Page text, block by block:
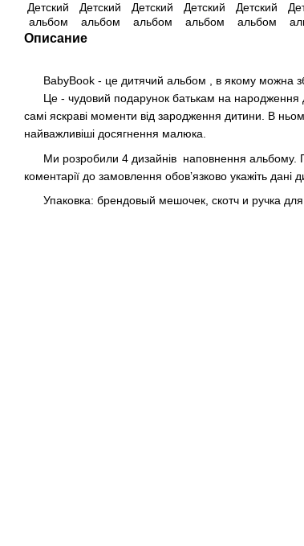
Описание
BabyBook - це дитячий альбом , в якому можна
Це - чудовий подарунок батькам на народження
самі яскраві моменти від зародження дитини. В
найважливіші досягнення малюка.
Ми розробили 4 дизайнів наповнення альбому.
коментарії до замовлення обовʼязково укажіть
Упаковка: брендовый мешочек, скотч и ручка для